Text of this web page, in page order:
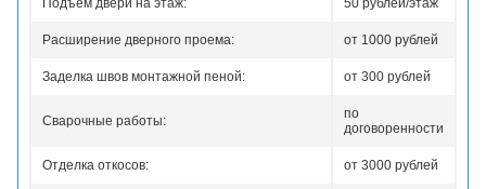
Подъем двери на этаж: 50 рублей/этаж
Расширение дверного проема: от 1000 рублей
Заделка швов монтажной пеной: от 300 рублей
Сварочные работы:
по
договоренности
Отделка откосов: от 3000 рублей